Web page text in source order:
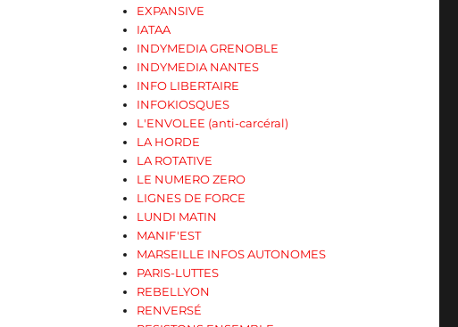
EXPANSIVE
IATAA
INDYMEDIA GRENOBLE
INDYMEDIA NANTES
INFO LIBERTAIRE
INFOKIOSQUES
L'ENVOLEE (anti-carcéral)
LA HORDE
LA ROTATIVE
LE NUMERO ZERO
LIGNES DE FORCE
LUNDI MATIN
MANIF'EST
MARSEILLE INFOS AUTONOMES
PARIS-LUTTES
REBELLYON
RENVERSÉ